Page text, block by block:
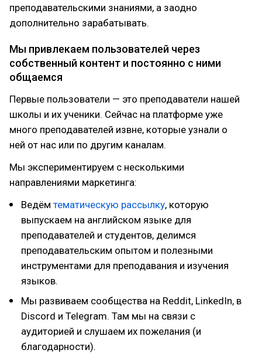
преподавательскими знаниями, а заодно
дополнительно зарабатывать.
Мы привлекаем пользователей через
собственный контент и постоянно с ними
общаемся
Первые пользователи — это преподаватели нашей
школы и их ученики. Сейчас на платформе уже
много преподавателей извне, которые узнали о
ней от нас или по другим каналам.
Мы экспериментируем с несколькими
направлениями маркетинга:
Ведём тематическую рассылку, которую
выпускаем на английском языке для
преподавателей и студентов, делимся
преподавательским опытом и полезными
инструментами для преподавания и изучения
языков.
Мы развиваем сообщества на Reddit, LinkedIn, в
Discord и Telegram. Там мы на связи с
аудиторией и слушаем их пожелания (и
благодарности).